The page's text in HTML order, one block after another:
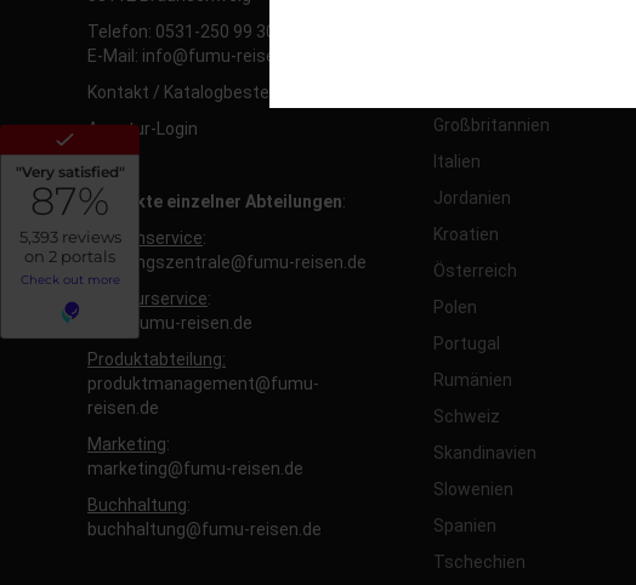
Telefon: 0531-250 99 30
E-Mail: info@fumu-reisen.de
Kontakt / Katalogbestellung
Agentur-Login
Kontakte einzelner Abteilungen:
Kundenservice:
buchungszentrale@fumu-reisen.de
Agenturservice:
b2b@fumu-reisen.de
Produktabteilung:
produktmanagement@fumu-
reisen.de
Marketing:
marketing@fumu-reisen.de
Buchhaltung:
buchhaltung@fumu-reisen.de
Großbritannien
Italien
Jordanien
Kroatien
Österreich
Polen
Portugal
Rumänien
Schweiz
Skandinavien
Slowenien
Spanien
Tschechien
Diese Cookies sind für den Betrieb der
Funktionalitäten. Außerdem können wir
Um unser Angebot und unsere Webseite
unsere Inhalte optimieren.